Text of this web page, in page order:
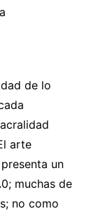
de lo
arte
un
muchas de
no como